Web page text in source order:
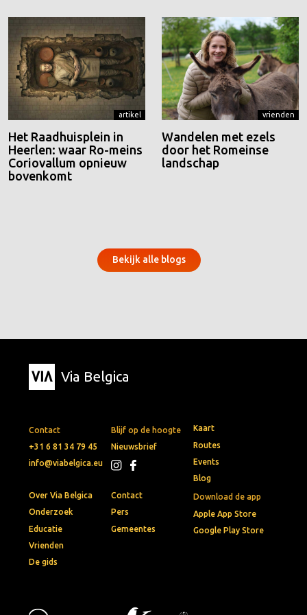
artikel
Het Raadhuisplein in
Heerlen: waar Ro-meins
Coriovallum opnieuw
bovenkomt
vrienden
Wandelen met ezels
door het Romeinse
landschap
Bekijk alle blogs
Via Belgica
Contact
+31 6 81 34 79 45
info@viabelgica.eu
Blijf op de hoogte
Nieuwsbrief
Download de app
Apple App Store
Google Play Store
Kaart
Routes
Events
Blog
Over Via Belgica
Onderzoek
Educatie
Vrienden
De gids
Contact
Pers
Gemeentes